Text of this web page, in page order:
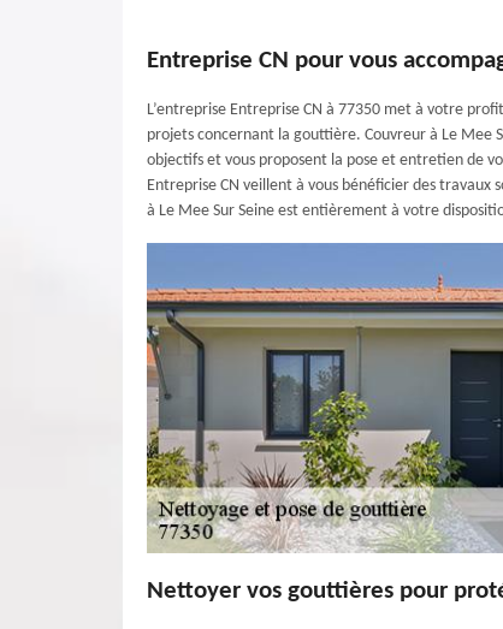
Entreprise CN pour vous
L’entreprise Entreprise CN à 77350 met à votre
projets concernant la gouttière. Couvreur à Le Mee
objectifs et vous proposent la pose et entretien de
Entreprise CN veillent à vous bénéficier des travaux
à Le Mee Sur Seine est entièrement à votre
Nettoyer vos gouttières pour